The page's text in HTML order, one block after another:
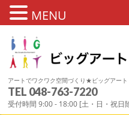
アートでワクワク空間づくり★ビッグアート
TEL 048-763-7220
受付時間 9:00 - 18:00 [土・日・祝日
アート看
MENU